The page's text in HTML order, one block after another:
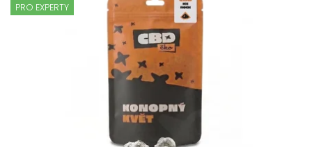
PRO EXPERTY